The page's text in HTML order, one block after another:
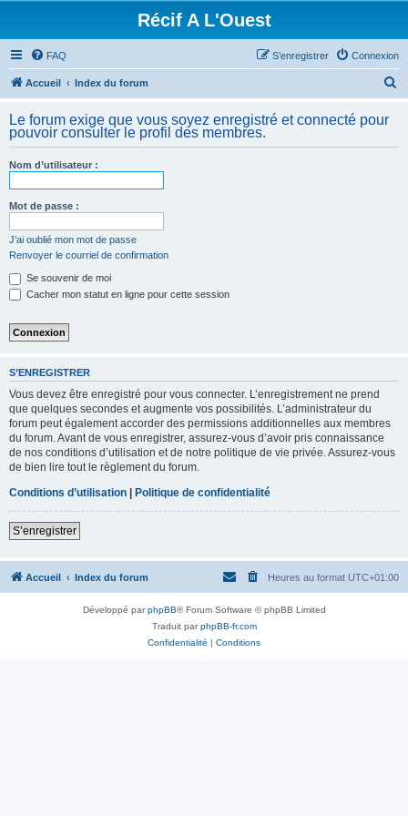
Récif A L'Ouest
FAQ Connexion
S’enregistrer
Accueil Index du forum
h
Le forum exige que vous soyez enregistré et connecté pour
pouvoir consulter le profil des membres.
Nom d’utilisateur :
Mot de passe :
J’ai oublié mon mot de passe
Renvoyer le courriel de confirmation
Se souvenir de moi
Cacher mon statut en ligne pour cette session
S’ENREGISTRER
Vous devez être enregistré pour vous connecter. L’enregistrement ne prend
que quelques secondes et augmente vos possibilités. L’administrateur du
forum peut également accorder des permissions additionnelles aux membres
du forum. Avant de vous enregistrer, assurez-vous d’avoir pris connaissance
de nos conditions d’utilisation et de notre politique de vie privée. Assurez-vous
de bien lire tout le règlement du forum.
Conditions d’utilisation | Politique de confidentialité
S’enregistrer
Accueil Index du forum Heures au format UTC+01:00
Développé parphpBB® Forum Software © phpBB Limited
Traduit parphpBB-fr.com
Confidentialité | Conditions